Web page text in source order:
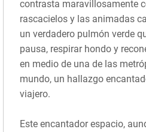
contrasta maravillosamente
rascacielos y las animadas
un verdadero pulmón verde
pausa, respirar hondo y
en medio de una de las
mundo, un hallazgo
viajero.
Este encantador espacio,